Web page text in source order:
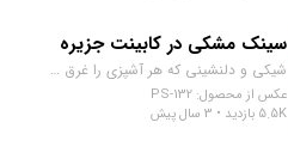
سینک مشکی در کابینت جزیره
شیکی و دلنشینی که هر آشپزی را غرق در شادی می‌کند.
عکس از محصول: PS-132
5.5K بازدید • 3 سال پیش